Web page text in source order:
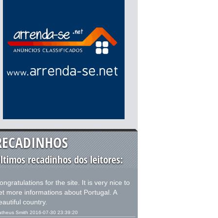
recadinhos dos leitores:
for the site. It is very nice to
more informations about Portugal. A
country.
Smith 2016-07-30 23:39:20